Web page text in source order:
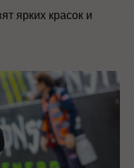
ярких красок и